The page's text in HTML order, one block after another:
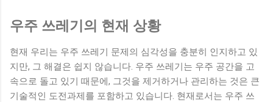
우주 쓰레기의 현재 상황
현재 우리는 우주 쓰레기 문제의 심각성을 충분히 인지하고 있
지만, 그 해결은 쉽지 않습니다. 우주 쓰레기는 우주 공간을 고
속으로 돌고 있기 때문에, 그것을 제거하거나 관리하는 것은 큰
기술적인 도전과제를 포함하고 있습니다. 현재로서는 우주 쓰